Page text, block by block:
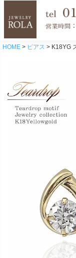
HOME ピアス K18YG